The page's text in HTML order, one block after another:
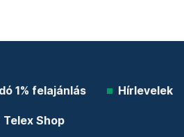
1% felajánlás Hírlevelek
Telex Shop